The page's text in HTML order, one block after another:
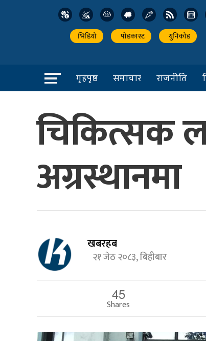
भिडियो पोडकास्ट युनिकोड
गृहपृष्ठ समाचार राजनीति
चिकित्सक
अग्रस्थानमा
खबरहब
२१ जेठ २०८३, बिहीबार
45
Shares